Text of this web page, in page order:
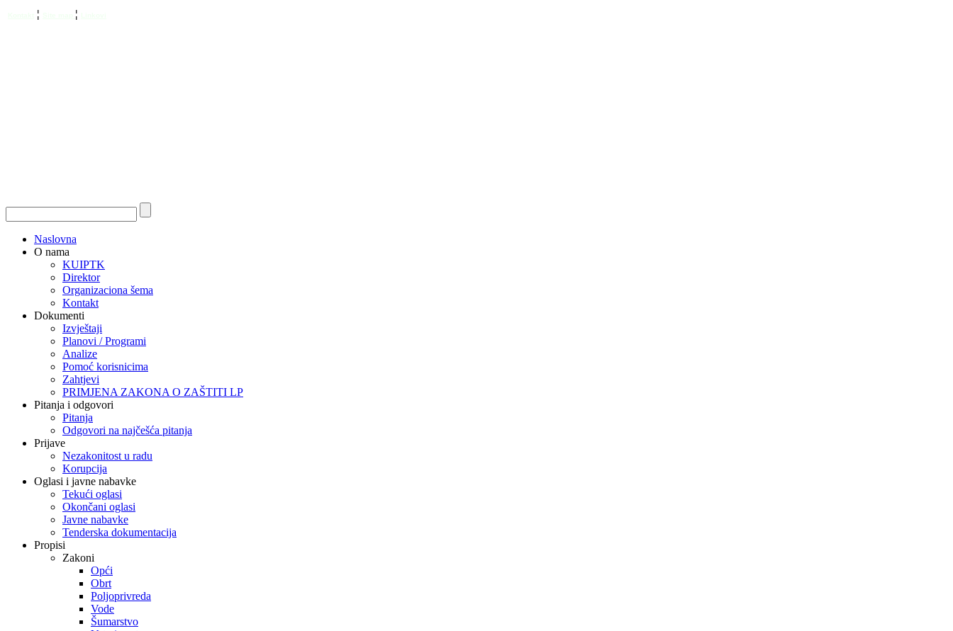
¦ ¦
Naslovna
O nama
KUIPTK
Direktor
Organizaciona šema
Kontakt
Dokumenti
Izvještaji
Planovi / Programi
Analize
Pomoć korisnicima
Zahtjevi
PRIMJENA ZAKONA O ZAŠTITI LP
Pitanja i odgovori
Pitanja
Odgovori na najčešća pitanja
Prijave
Nezakonitost u radu
Korupcija
Oglasi i javne nabavke
Tekući oglasi
Okončani oglasi
Javne nabavke
Tenderska dokumentacija
Propisi
Zakoni
Opći
Obrt
Poljoprivreda
Vode
Šumarstvo